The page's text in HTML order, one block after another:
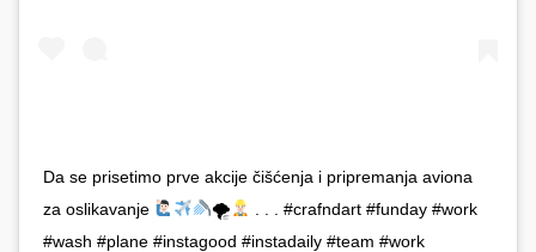
Da se prisetimo prve akcije čišćenja i pripremanja aviona
za oslikavanje
🌪
. . . #crafndart #funday #work
#wash #plane #instagood #instadaily #team #work